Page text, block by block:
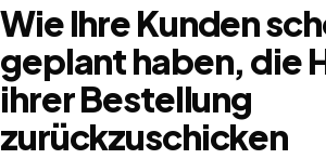
Wie Ihre Kunden
geplant haben, die
ihrer Bestellung
zurückzuschicken